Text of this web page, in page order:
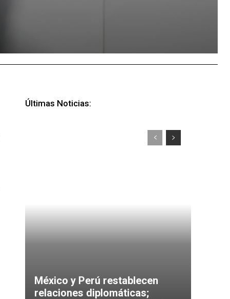
Últimas Noticias:
México y Perú restablecen
relaciones diplomáticas;